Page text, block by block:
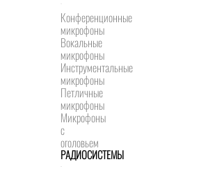
Конференционные
микрофоны
Вокальные
микрофоны
Инструментальные
микрофоны
Петличные
микрофоны
Микрофоны
с
оголовьем
РАДИОСИСТЕМЫ